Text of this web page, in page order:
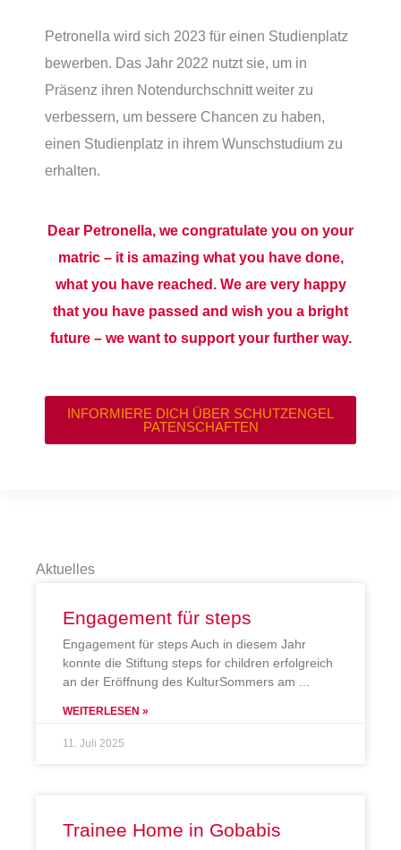
Petronella wird sich 2023 für einen Studienplatz
bewerben. Das Jahr 2022 nutzt sie, um in
Präsenz ihren Notendurchschnitt weiter zu
verbessern, um bessere Chancen zu haben,
einen Studienplatz in ihrem Wunschstudium zu
erhalten.
Dear Petronella, we congratulate you on your
matric – it is amazing what you have done,
what you have reached. We are very happy
that you have passed and wish you a bright
future – we want to support your further way.
INFORMIERE DICH ÜBER SCHUTZENGEL
PATENSCHAFTEN
Aktuelles
Engagement für steps
Engagement für steps Auch in diesem Jahr
konnte die Stiftung steps for children erfolgreich
an der Eröffnung des KulturSommers am
WEITERLESEN »
11. Juli 2025
Trainee Home in Gobabis